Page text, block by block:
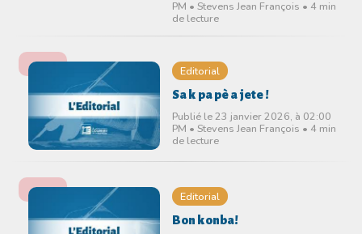
PM • Stevens Jean François • 4 min
de lecture
Editorial
Sa k pa pè a jete !
Publié le 23 janvier 2026, à 02:00
PM • Stevens Jean François • 4 min
de lecture
Editorial
Bon konba!